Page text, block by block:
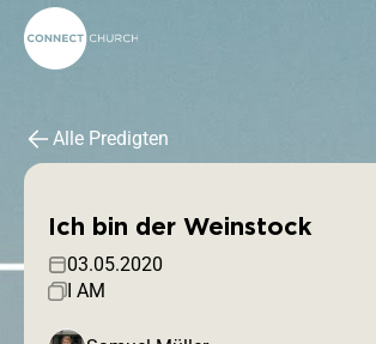
Alle Predigten
Ich bin der Weinstock
03.05.2020
I AM